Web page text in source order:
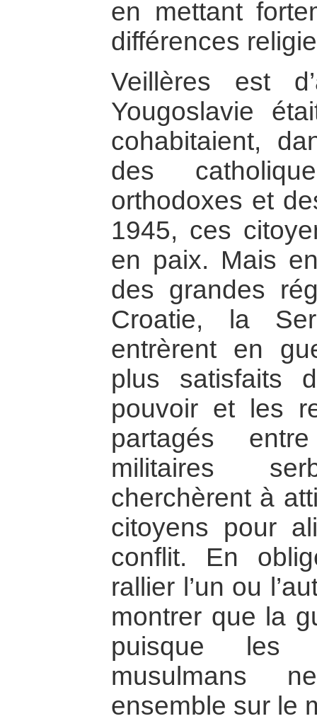
en mettant
différences
Veillères est
Yougoslavie
cohabitaient,
des
orthodoxes et
1945, ces
en paix. Mais
des grandes
Croatie, la
entrèrent en
plus satisfaits
pouvoir et les
partagés
militaires
cherchèrent à
citoyens pour
conflit. En
rallier l’un ou
montrer que la
puisque les
musulmans
ensemble sur le